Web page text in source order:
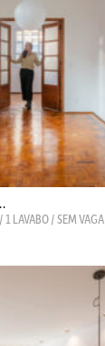
LAVABO / SEM VAGA